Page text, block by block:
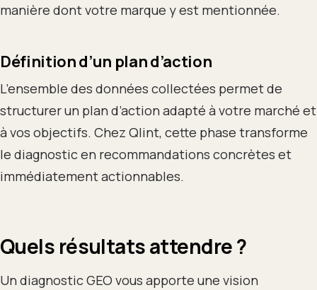
manière dont votre marque y est mentionnée.
Définition d’un plan d’action
L’ensemble des données collectées permet de
structurer un plan d’action adapté à votre marché et
à vos objectifs. Chez Qlint, cette phase transforme
le diagnostic en recommandations concrètes et
immédiatement actionnables.
Quels résultats attendre ?
Un diagnostic GEO vous apporte une vision